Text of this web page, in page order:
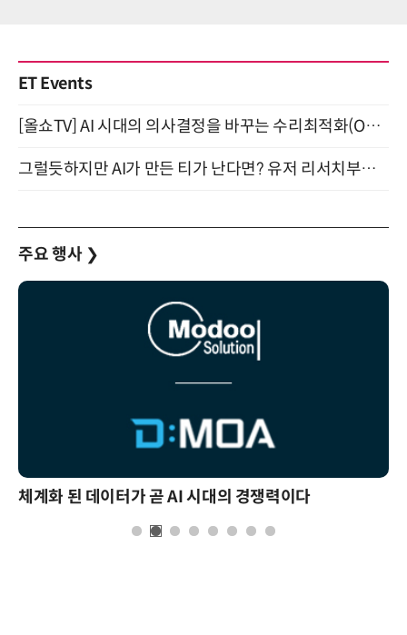
ET Events
[올쇼TV] AI 시대의 의사결정을 바꾸는 수리최적화(Optimization) 소개 (8/20 생방송)
그럴듯하지만 AI가 만든 티가 난다면? 유저 리서치부터 배포까지! (9/15)
주요 행사 ❯
체계화 된 데이터가 곧 AI 시대의 경쟁력이다